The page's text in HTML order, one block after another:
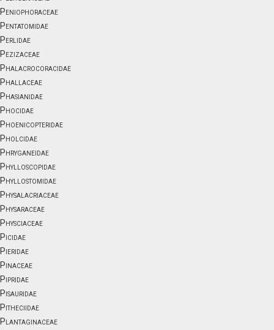
Peniophoraceae
Pentatomidae
Perlidae
Pezizaceae
Phalacrocoracidae
Phallaceae
Phasianidae
Phocidae
Phoenicopteridae
Pholcidae
Phryganeidae
Phylloscopidae
Phyllostomidae
Physalacriaceae
Physaraceae
Physciaceae
Picidae
Pieridae
Pinaceae
Pipridae
Pisauridae
Pitheciidae
Plantaginaceae